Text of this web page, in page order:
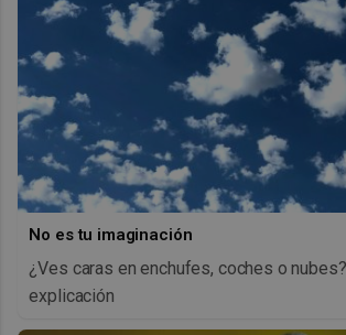
No es tu imaginación
¿Ves caras en enchufes, coches o
explicación